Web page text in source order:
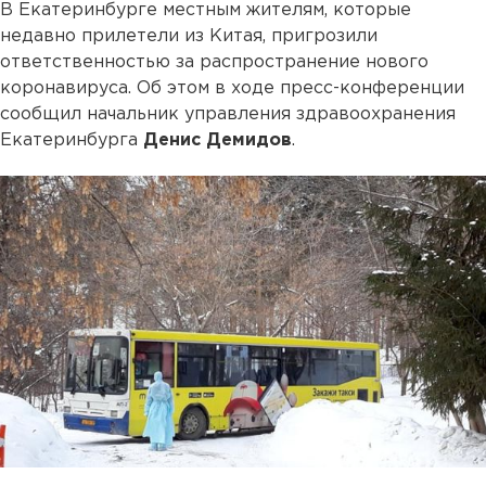
В Екатеринбурге местным жителям, которые
недавно прилетели из Китая, пригрозили
ответственностью за распространение нового
коронавируса. Об этом в ходе пресс-конференции
сообщил начальник управления здравоохранения
Екатеринбурга Денис Демидов.